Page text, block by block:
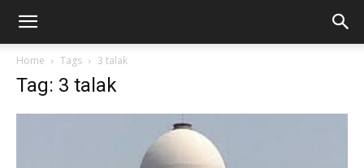
Home Tags 3 talak
Tag: 3 talak